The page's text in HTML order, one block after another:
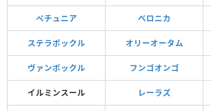
ペチュニア ベロニカ
ステラポックル オリーオータム
ヴァンポックル フンゴオンゴ
イルミンスール レーラズ